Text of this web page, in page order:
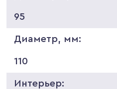
95
Диаметр, мм:
110
Интерьер: